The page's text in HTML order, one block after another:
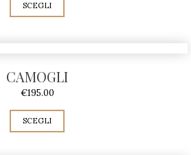
SCEGLI
CAMOGLI
€195.00
SCEGLI